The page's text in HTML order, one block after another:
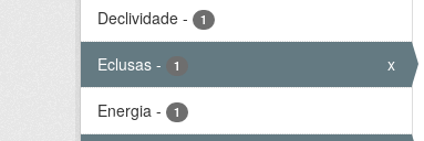
Declividade - 1
Eclusas - 1 x
Energia - 1